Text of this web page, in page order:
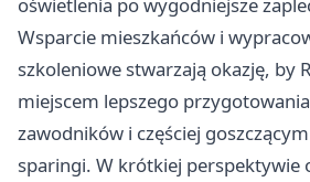
Wsparcie mieszkańców i
szkoleniowe stwarzają okazję, by
miejscem lepszego
zawodników i częściej
sparingi. W krótkiej perspektywie